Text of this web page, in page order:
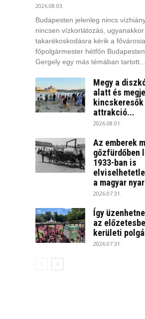
2026.08.03.
Budapesten jelenleg nincs
nincsen vízkorlátozás, ugyanakkor
takarékoskodásra kérik a
főpolgármester hétfőn
Gergely egy más témában tartott...
Megy a
alatt és
attrakció...
2026.08.01.
Az emberek
gőzfürdőben
1933-ban is
a magyar
2026.07.31.
Így
az
kerületi
2026.07.31.